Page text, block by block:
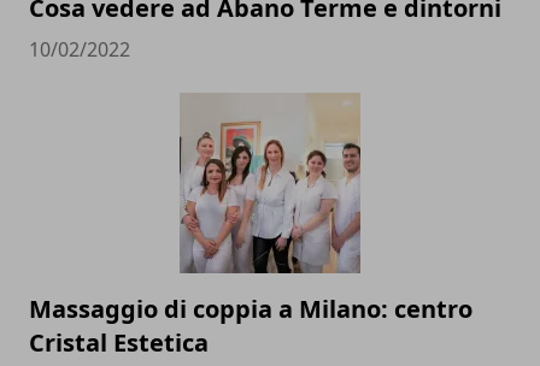
Cosa vedere ad Abano Terme e dintorni
10/02/2022
Massaggio di coppia a Milano: centro
Cristal Estetica